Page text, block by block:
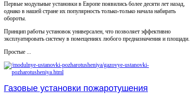
Первые модульные установки в Европе появились более десяти лет назад,
однако в нашей стране их популярность только-только начала набирать
обороты.
Принцип работы установок универсален, что позволяет эффективно
эксплуатировать систему в помещениях любого предназначения и площади.
Простые ...
Газовые установки пожаротушения